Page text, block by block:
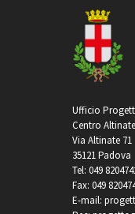
Ufficio
Centro
Via Altinate 71
35121 Padova
Tel: 049
Fax: 049
E-mail: